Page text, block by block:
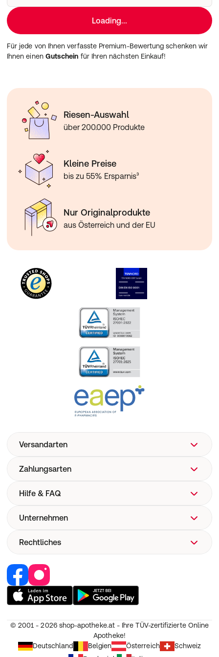
Loading...
Für jede von Ihnen verfasste Premium-Bewertung schenken wir
Ihnen einen Gutschein für Ihren nächsten Einkauf!
Riesen-Auswahl
über 200.000 Produkte
Kleine Preise
bis zu 55% Ersparnis³
Nur Originalprodukte
aus Österreich und der EU
Versandarten
Zahlungsarten
Hilfe & FAQ
FAQ
Versand
Medizinproduktesicherheit
Unternehmen
Über uns
Corporate Website
Retail Media
Jobs & Karriere
Partner werden
Rechtliches
Vertrag widerrufen
Nutzung und Haftung
AGB
Erklärung zur Barrierefreiheit
© 2001 - 2026 shop-apotheke.at - Ihre TÜV-zertifizierte Online
Apotheke!
Deutschland
Belgien Österreich
Schweiz